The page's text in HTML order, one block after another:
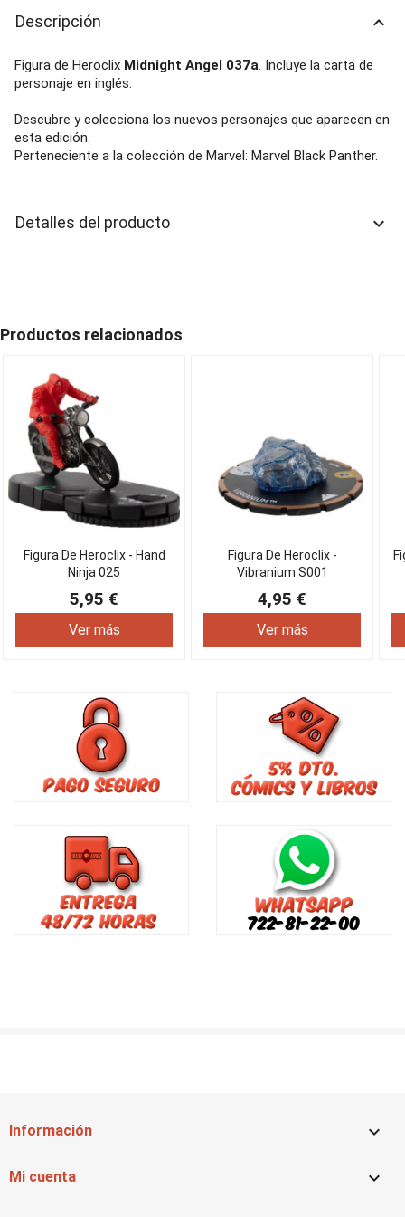
Descripción keyboard_arrow_up
Figura de Heroclix Midnight Angel 037a. Incluye la carta de
personaje en inglés.
Descubre y colecciona los nuevos personajes que aparecen en
esta edición.
Perteneciente a la colección de Marvel: Marvel Black Panther.
Detalles del producto keyboard_arrow_down
Productos relacionados
Figura De Heroclix - Hand
Ninja 025
5,95 €
Ver más
Figura De Heroclix -
Vibranium S001
4,95 €
Ver más
Información 
Mi cuenta 